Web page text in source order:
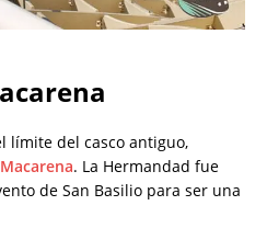
límite del casco antiguo,
. La Hermandad fue
de San Basilio para ser una